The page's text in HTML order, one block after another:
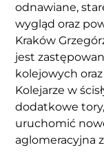
odnawiane,
wygląd oraz
Kraków
jest
kolejowych
Kolejarze w
dodatkowe
uruchomić
aglomeracyjna